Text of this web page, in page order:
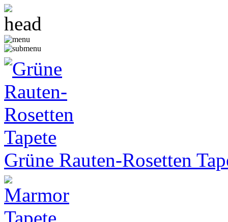
Grüne Rauten-Rosetten